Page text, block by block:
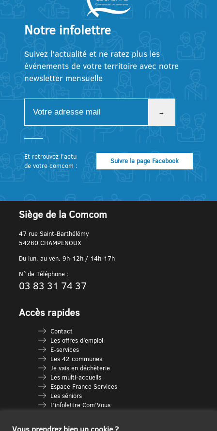
Notre infolettre
Suivez l’actualité et ne ratez plus les
événements de votre territoire avec notre
newsletter mensuelle
Et retrouvez l’actu
de votre comcom :
Suivre la page Facebook
Siège de la Comcom
47 rue Saint-Barthélémy
54280 CHAMPENOUX
Du lun. au ven. 9h-12h / 14h-17h
N° de Téléphone :
03 83 31 74 37
Accès rapides
Contact
Les offres d’emploi
E-services
Les 42 communes
Je vais en déchèterie
Les multi-accueils
Espace France Services
Les séniors
L’infolettre Com’Vous